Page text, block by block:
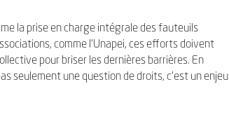
la prise en charge intégrale des fauteuils
comme l’Unapei, ces efforts doivent
pour briser les dernières barrières. En
seulement une question de droits, c’est un enjeu